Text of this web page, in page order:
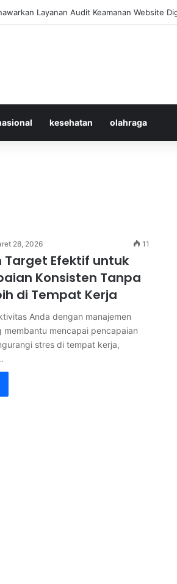
Agar Tahan Lama Saat Digunakan
kesehatan olahraga
28, 2026 11
Target Efektif untuk
Konsisten Tanpa
di Tempat Kerja
Anda dengan manajemen
mencapai pencapaian
stres di tempat kerja,